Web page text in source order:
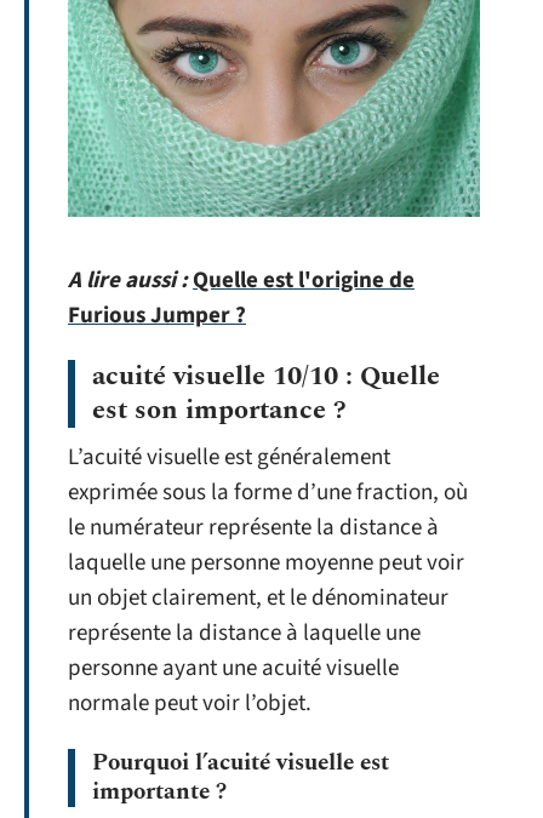
A lire aussi :Quelle est l'origine de
Furious Jumper ?
acuité visuelle 10/10 : Quelle
est son importance ?
L’acuité visuelle est généralement
exprimée sous la forme d’une fraction, où
le numérateur représente la distance à
laquelle une personne moyenne peut voir
un objet clairement, et le dénominateur
représente la distance à laquelle une
personne ayant une acuité visuelle
normale peut voir l’objet.
Pourquoi l’acuité visuelle est
importante ?